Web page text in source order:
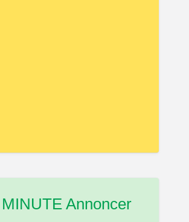
Annoncer